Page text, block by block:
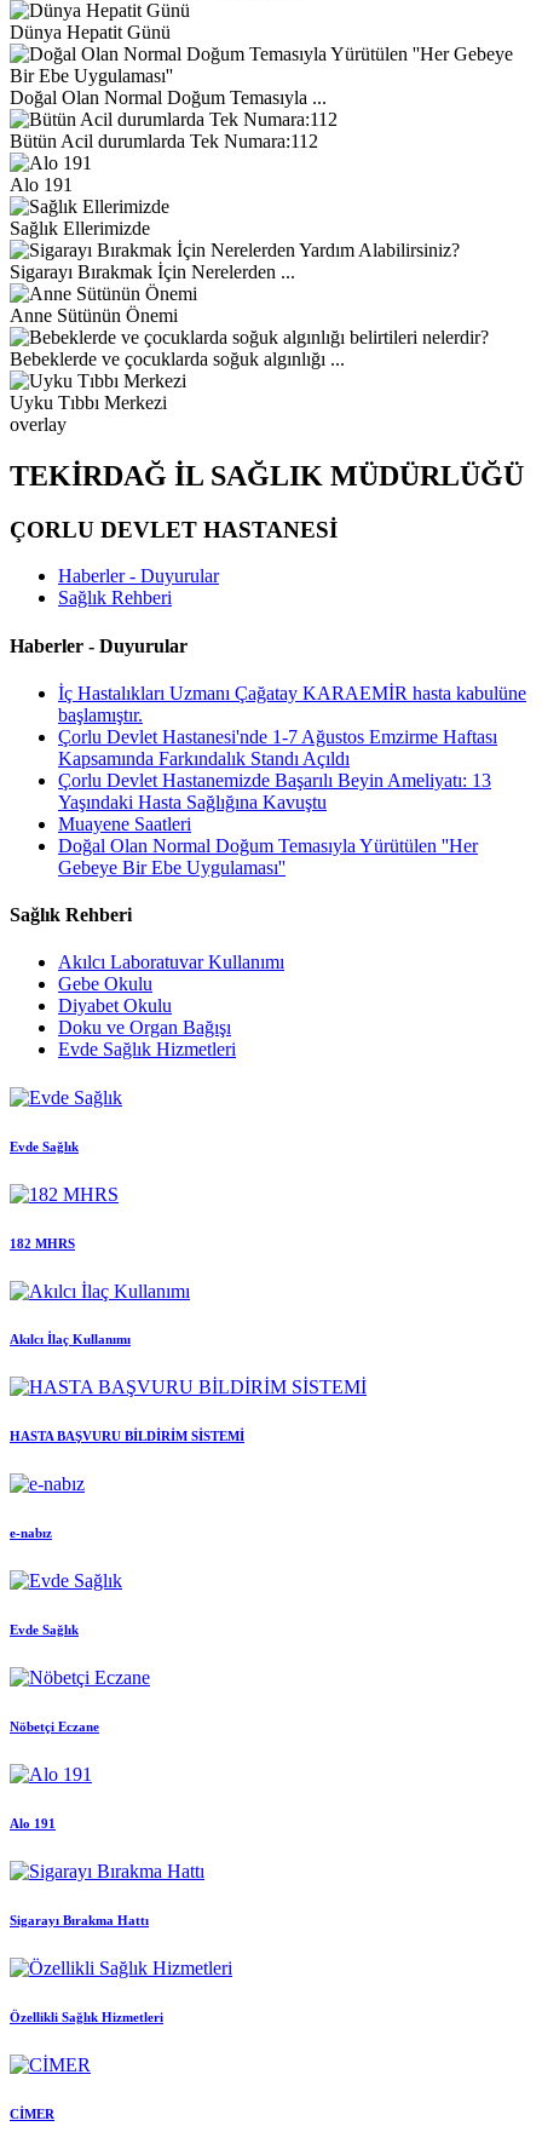
Dünya Hepatit Günü
Doğal Olan Normal Doğum Temasıyla ...
Bütün Acil durumlarda Tek Numara:112
Alo 191
Sağlık Ellerimizde
Sigarayı Bırakmak İçin Nerelerden ...
Anne Sütünün Önemi
Bebeklerde ve çocuklarda soğuk algınlığı ...
Uyku Tıbbı Merkezi
overlay
TEKİRDAĞ İL SAĞLIK MÜDÜRLÜĞÜ
ÇORLU DEVLET HASTANESİ
Haberler - Duyurular
Sağlık Rehberi
Haberler - Duyurular
İç Hastalıkları Uzmanı Çağatay KARAEMİR hasta kabulüne
başlamıştır.
Çorlu Devlet Hastanesi'nde 1-7 Ağustos Emzirme Haftası
Kapsamında Farkındalık Standı Açıldı
Çorlu Devlet Hastanemizde Başarılı Beyin Ameliyatı: 13
Yaşındaki Hasta Sağlığına Kavuştu
Muayene Saatleri
Doğal Olan Normal Doğum Temasıyla Yürütülen ''Her
Gebeye Bir Ebe Uygulaması''
Sağlık Rehberi
Akılcı Laboratuvar Kullanımı
Gebe Okulu
Diyabet Okulu
Doku ve Organ Bağışı
Evde Sağlık Hizmetleri
Evde Sağlık
182 MHRS
Akılcı İlaç Kullanımı
HASTA BAŞVURU BİLDİRİM SİSTEMİ
e-nabız
Evde Sağlık
Nöbetçi Eczane
Alo 191
Sigarayı Bırakma Hattı
Özellikli Sağlık Hizmetleri
CİMER